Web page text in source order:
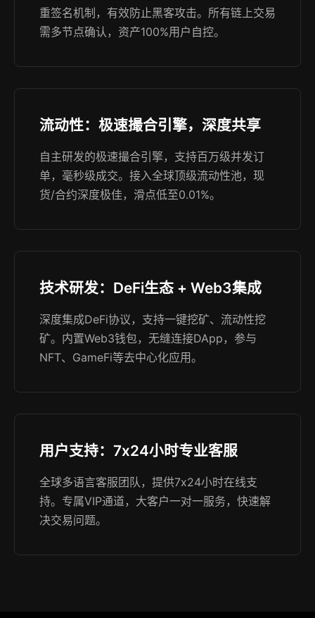
重签名机制，有效防止黑客攻击。所有链上交易
需多节点确认，资产100%用户自控。
流动性：极速撮合引擎，深度共享
自主研发的极速撮合引擎，支持百万级并发订
单，毫秒级成交。接入全球顶级流动性池，现
货/合约深度极佳，滑点低至0.01%。
技术研发：DeFi生态 + Web3集成
深度集成DeFi协议，支持一键挖矿、流动性挖
矿。内置Web3钱包，无缝连接DApp，参与
NFT、GameFi等去中心化应用。
用户支持：7x24小时专业客服
全球多语言客服团队，提供7x24小时在线支
持。专属VIP通道，大客户一对一服务，快速解
决交易问题。